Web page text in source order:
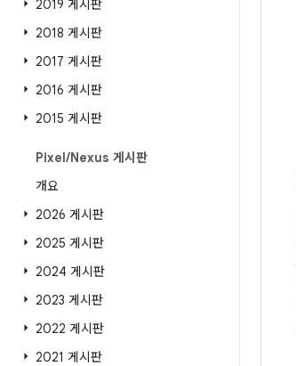
2019 게시판
2018 게시판
2017 게시판
2016 게시판
2015 게시판
Pixel/Nexus 게시판
개요
2026 게시판
2025 게시판
2024 게시판
2023 게시판
2022 게시판
2021 게시판